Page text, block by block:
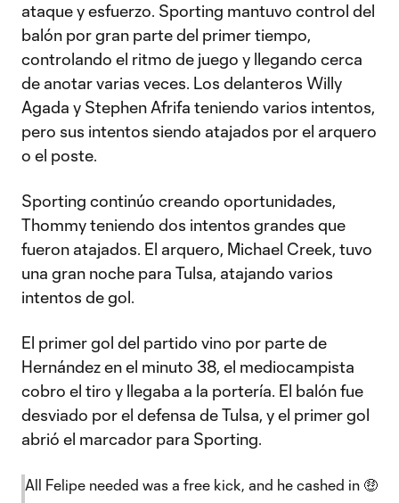
ataque y esfuerzo. Sporting mantuvo control del
balón por gran parte del primer tiempo,
controlando el ritmo de juego y llegando cerca
de anotar varias veces. Los delanteros Willy
Agada y Stephen Afrifa teniendo varios intentos,
pero sus intentos siendo atajados por el arquero
o el poste.
Sporting continúo creando oportunidades,
Thommy teniendo dos intentos grandes que
fueron atajados. El arquero, Michael Creek, tuvo
una gran noche para Tulsa, atajando varios
intentos de gol.
El primer gol del partido vino por parte de
Hernández en el minuto 38, el mediocampista
cobro el tiro y llegaba a la portería. El balón fue
desviado por el defensa de Tulsa, y el primer gol
abrió el marcador para Sporting.
All Felipe needed was a free kick, and he cashed in 🤑